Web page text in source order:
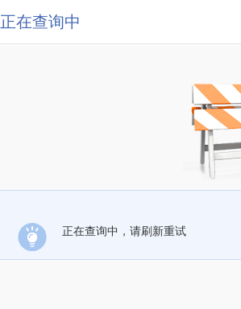
正在查询中
正在查询中，请刷新重试